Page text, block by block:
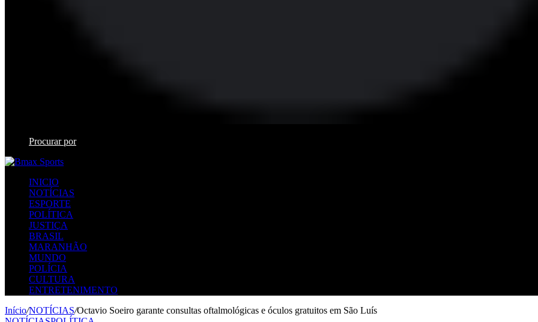
Procurar por
INICIO
NOTÍCIAS
ESPORTE
POLÍTICA
JUSTIÇA
BRASIL
MARANHÃO
MUNDO
POLÍCIA
CULTURA
ENTRETENIMENTO
Início/NOTÍCIAS/Octavio Soeiro garante consultas oftalmológicas e óculos gratuitos em São Luís